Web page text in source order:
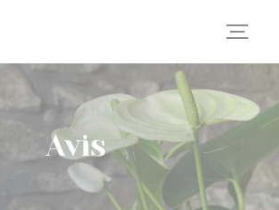
choix en matière de cookies
Avis